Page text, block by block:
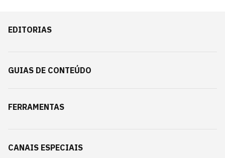
EDITORIAS
GUIAS DE CONTEÚDO
FERRAMENTAS
CANAIS ESPECIAIS